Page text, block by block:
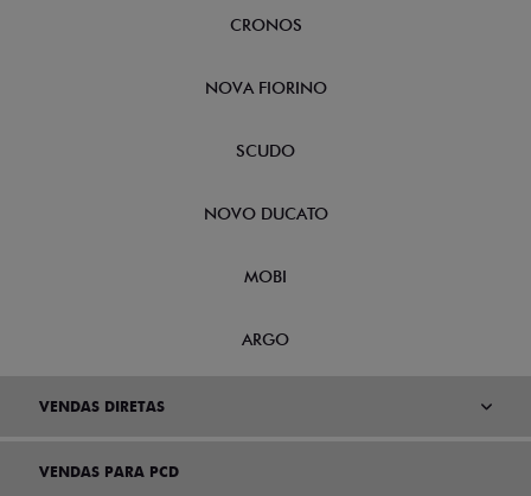
CRONOS
NOVA FIORINO
SCUDO
NOVO DUCATO
MOBI
ARGO
VENDAS DIRETAS
VENDAS PARA PCD